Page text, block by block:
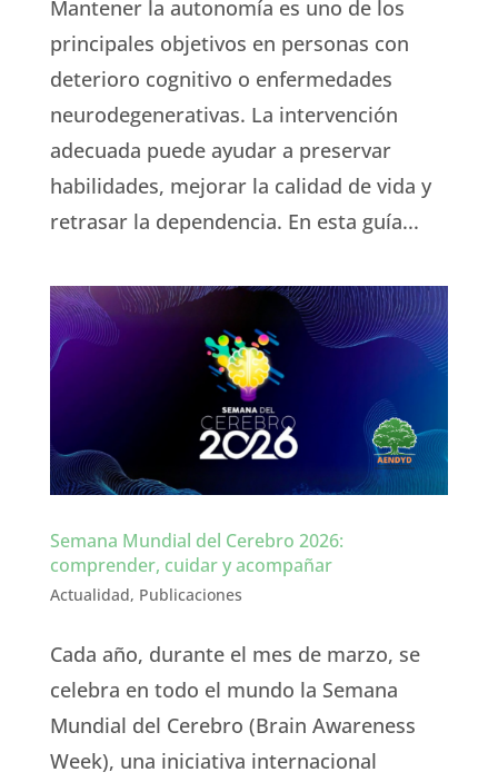
Mantener la autonomía es uno de los
principales objetivos en personas con
deterioro cognitivo o enfermedades
neurodegenerativas. La intervención
adecuada puede ayudar a preservar
habilidades, mejorar la calidad de vida y
retrasar la dependencia. En esta guía...
Semana Mundial del Cerebro 2026:
comprender, cuidar y acompañar
Actualidad, Publicaciones
Cada año, durante el mes de marzo, se
celebra en todo el mundo la Semana
Mundial del Cerebro (Brain Awareness
Week), una iniciativa internacional